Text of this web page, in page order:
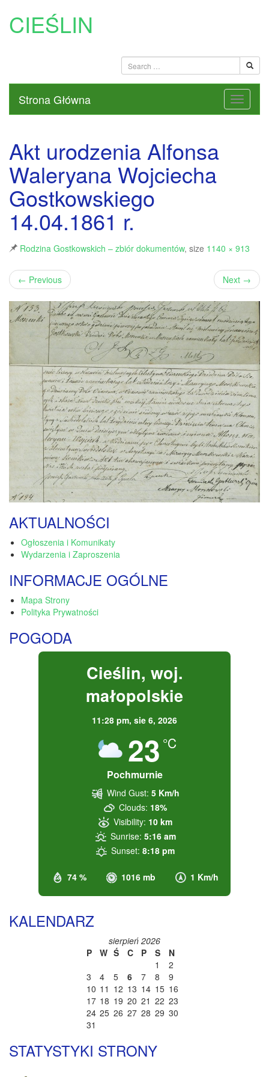
CIEŚLIN
Strona Główna
Akt urodzenia Alfonsa
Waleryana Wojciecha
Gostkowskiego
14.04.1861 r.
Rodzina Gostkowskich – zbiór dokumentów, size 1140 × 913
← Previous Next →
AKTUALNOŚCI
Ogłoszenia i Komunikaty
Wydarzenia i Zaproszenia
INFORMACJE OGÓLNE
Mapa Strony
Polityka Prywatności
POGODA
Cieślin, woj.
małopolskie
11:28 pm, sie 6, 2026
23 °C
Pochmurnie
74 % 1016 mb 1 Km/h
Wind Gust: 5 Km/h
Clouds: 18%
Visibility: 10 km
Sunrise: 5:16 am
Sunset: 8:18 pm
KALENDARZ
sierpień 2026
P
W Ś C P S
N
1
2
3
4 5 6 7 8
9
10 11 12 13 14 15 16
17 18 19 20 21 22 23
24 25 26 27 28 29 30
31
STATYSTYKI STRONY